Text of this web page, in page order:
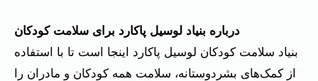
درباره بنیاد لوسیل پاکارد برای سلامت کودکان
بنیاد سلامت کودکان لوسیل پاکارد اینجا است تا با استفاده
از کمک‌های بشردوستانه، سلامت همه کودکان و مادران را